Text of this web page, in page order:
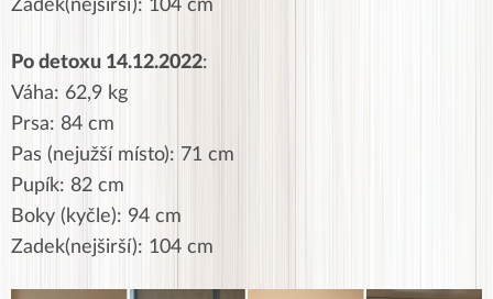
Zadek(nejširší): 104 cm
Po detoxu 14.12.2022:
Váha: 62,9 kg
Prsa: 84 cm
Pas (nejužší místo): 71 cm
Pupík: 82 cm
Boky (kyčle): 94 cm
Zadek(nejširší): 104 cm